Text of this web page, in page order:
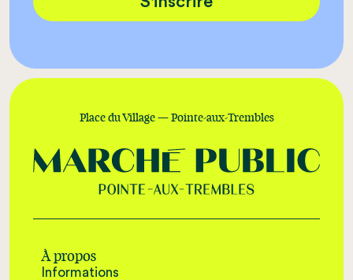
Place du Village — Pointe-aux-Trembles
À propos
Informations